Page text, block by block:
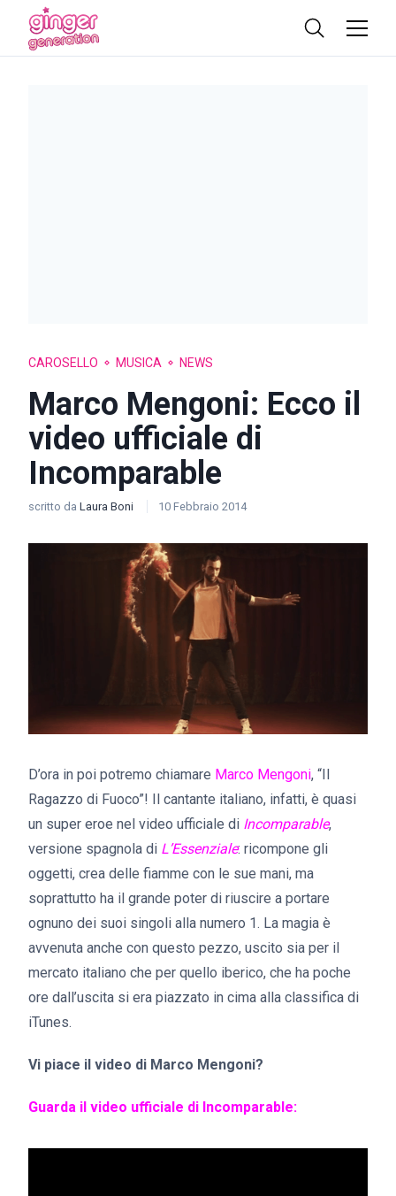
CAROSELLO MUSICA NEWS
Marco Mengoni: Ecco il
video ufficiale di
Incomparable
scritto da Laura Boni 10 Febbraio 2014
D’ora in poi potremo chiamare Marco Mengoni, “Il
Ragazzo di Fuoco”! Il cantante italiano, infatti, è quasi
un super eroe nel video ufficiale di Incomparable,
versione spagnola di L’Essenziale: ricompone gli
oggetti, crea delle fiamme con le sue mani, ma
soprattutto ha il grande poter di riuscire a portare
ognuno dei suoi singoli alla numero 1. La magia è
avvenuta anche con questo pezzo, uscito sia per il
mercato italiano che per quello iberico, che ha poche
ore dall’uscita si era piazzato in cima alla classifica di
iTunes.
Vi piace il video di Marco Mengoni?
Guarda il video ufficiale di Incomparable: